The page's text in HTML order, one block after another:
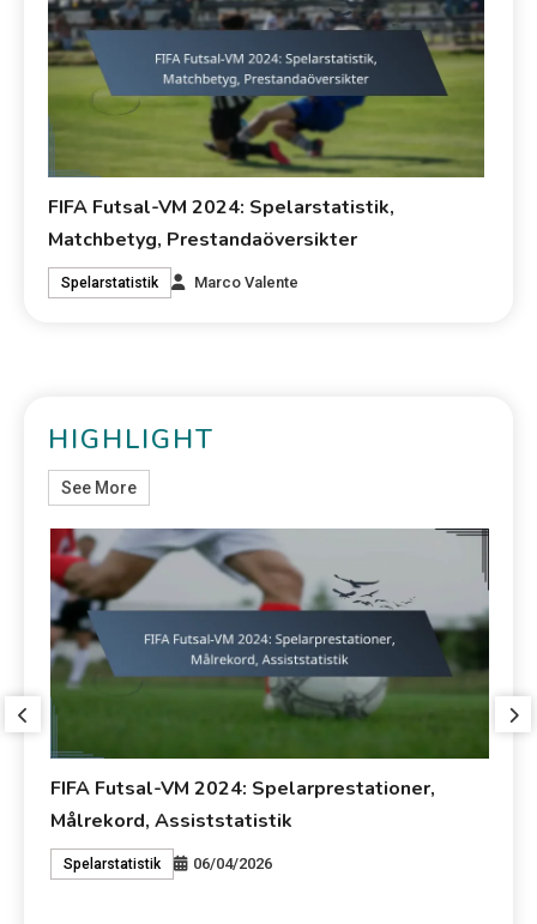
FIFA Futsal-VM 2024: Spelarstatistik,
Matchbetyg, Prestandaöversikter
Spelarstatistik Marco Valente
HIGHLIGHT
See More
FIFA Futsal-VM 2024: Spelarprestationer,
Målrekord, Assiststatistik
Spelarstatistik 06/04/2026